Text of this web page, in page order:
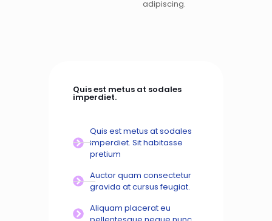
adipiscing.
Quis est metus at sodales
imperdiet.
Quis est metus at sodales
imperdiet. Sit habitasse
pretium
Auctor quam consectetur
gravida at cursus feugiat.
Aliquam placerat eu